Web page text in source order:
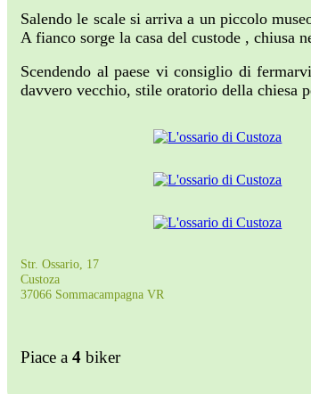
Salendo le scale si arriva a un piccolo
A fianco sorge la casa del custode , chiusa
Scendendo al paese vi consiglio di
davvero vecchio, stile oratorio della chiesa
Str. Ossario, 17
Custoza
37066 Sommacampagna VR
Piace a 4 biker